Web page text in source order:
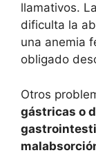
llamativos.
dificulta la
una anemia
obligado
Otros
gástricas o